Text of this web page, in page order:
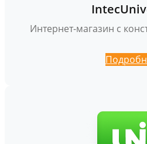
Интернет-магазин с